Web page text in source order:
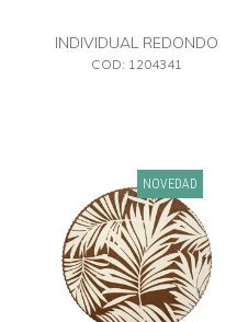
INDIVIDUAL REDONDO
TEJIDO
COD: 1204341
NOVEDAD